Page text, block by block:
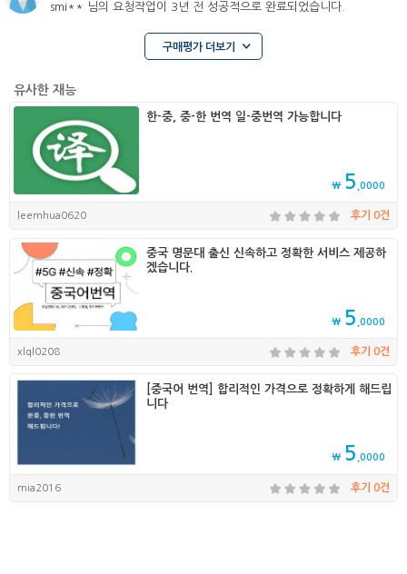
smi** 님의 요청작업이 3년 전 성공적으로 완료되었습니다.
구매평가 더보기
유사한 재능
한-중, 중-한 번역 일-중번역 가능합니다
₩ 5 ,0000
leemhua0620 후기 0건
중국 명문대 출신 신속하고 정확한 서비스 제공하
겠습니다.
₩ 5 ,0000
xlql0208 후기 0건
[중국어 번역] 합리적인 가격으로 정확하게 해드립
니다
₩ 5 ,0000
mia2016 후기 0건